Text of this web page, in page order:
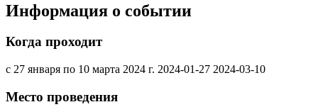
Информация о событии
Когда проходит
с 27 января по 10 марта 2024 г. 2024-01-27 2024-03-10
Место проведения